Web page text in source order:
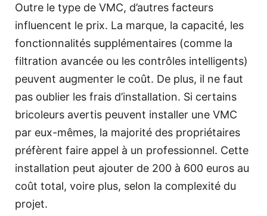
Outre le type de VMC, d’autres facteurs
influencent le prix. La marque, la capacité, les
fonctionnalités supplémentaires (comme la
filtration avancée ou les contrôles intelligents)
peuvent augmenter le coût. De plus, il ne faut
pas oublier les frais d’installation. Si certains
bricoleurs avertis peuvent installer une VMC
par eux-mêmes, la majorité des propriétaires
préfèrent faire appel à un professionnel. Cette
installation peut ajouter de 200 à 600 euros au
coût total, voire plus, selon la complexité du
projet.